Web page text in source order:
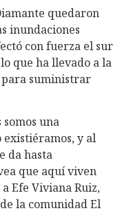
quedaron
inundaciones
con fuerza el sur
que ha llevado a la
suministrar
una
existiéramos, y al
da hasta
que aquí viven
Efe Viviana Ruiz,
la comunidad El